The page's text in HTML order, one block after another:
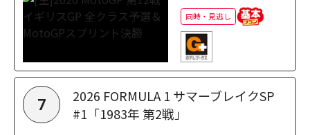
同時・見逃し
7
2026 FORMULA 1 サマーブレイクSP
#1「1983年 第2戦」